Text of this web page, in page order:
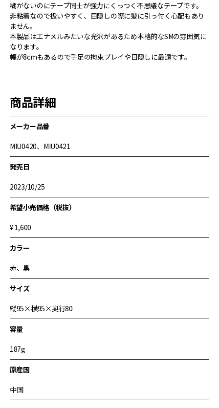
糊がないのにテープ同士が強力にくっつく不思議なテープです。
非粘着なので扱いやすく、目隠しの際に髪に引っ付く心配もあり
ません。
本製品はエナメルみたいな光沢があるため本格的なSMの雰囲気に
なります。
幅が8cmもあるので手足の拘束プレイや目隠しに最適です。
商品詳細
メーカー品番
MIU0420、 MIU0421
発売日
2023/10/25
希望小売価格（税抜）
¥ 1,600
カラー
赤、黒
サイズ
縦95×横95×奥行80
容量
187g
原産国
中国